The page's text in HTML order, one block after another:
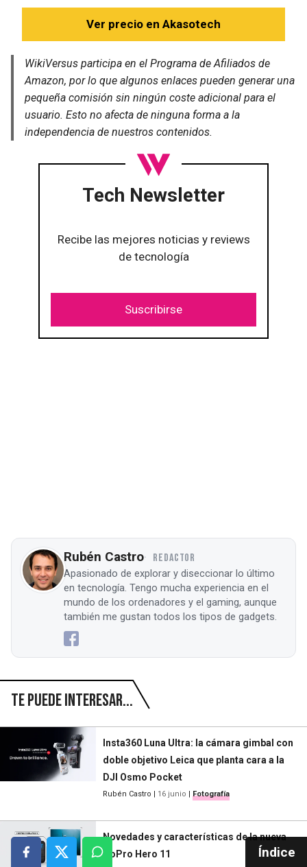
Ver precio en Akasotech
WikiVersus participa en el Programa de Afiliados de
Amazon, por lo que algunos enlaces pueden generar una
pequeña comisión sin ningún coste adicional para el
usuario. Esto no afecta de ninguna forma a la
independencia de nuestros contenidos.
Tech Newsletter
Recibe las mejores noticias y reviews
de tecnología
Suscribirse
Rubén Castro REDACTOR
Apasionado de explorar y diseccionar lo último
en tecnología. Tengo mucha experiencia en el
mundo de los ordenadores y el gaming, aunque
también me gustan todos los tipos de gadgets.
Te puede interesar...
Insta360 Luna Ultra: la cámara gimbal con
doble objetivo Leica que planta cara a la
DJI Osmo Pocket
Rubén Castro 16 junio Fotografía
Novedades y características de la nueva
GoPro Hero 11
Índice